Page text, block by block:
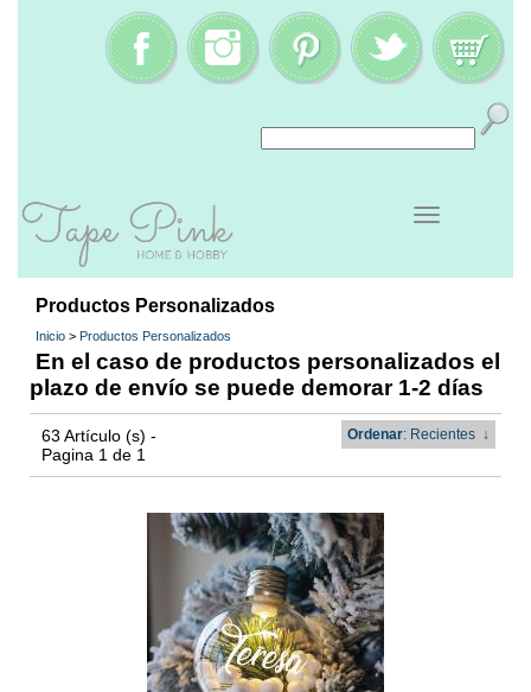
Productos Personalizados
Inicio > Productos Personalizados
En el caso de productos personalizados el
plazo de envío se puede demorar 1-2 días
63 Artículo (s) -
Pagina 1 de 1
Ordenar: Recientes↓